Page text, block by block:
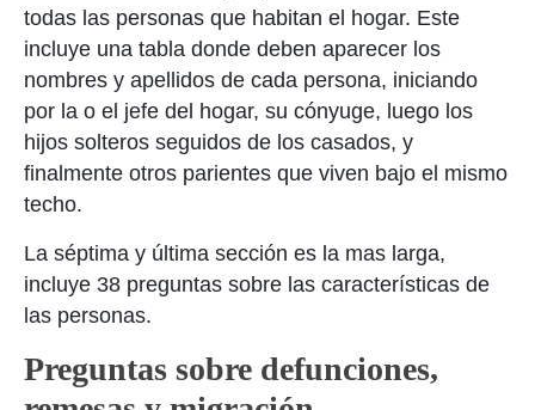
todas las personas que habitan el hogar. Este
incluye una tabla donde deben aparecer los
nombres y apellidos de cada persona, iniciando
por la o el jefe del hogar, su cónyuge, luego los
hijos solteros seguidos de los casados, y
finalmente otros parientes que viven bajo el mismo
techo.
La séptima y última sección es la mas larga,
incluye 38 preguntas sobre las características de
las personas.
Preguntas sobre defunciones,